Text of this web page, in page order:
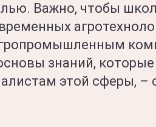
Важно, чтобы
знаний, которые
этой сферы, –